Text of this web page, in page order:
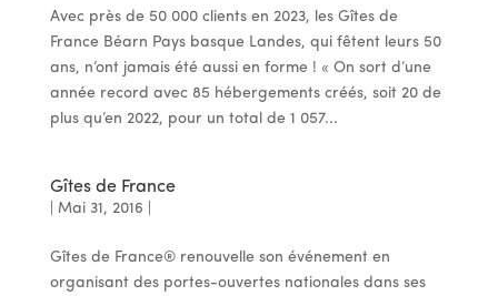
Avec près de 50 000 clients en 2023, les Gîtes de
France Béarn Pays basque Landes, qui fêtent leurs 50
ans, n’ont jamais été aussi en forme ! « On sort d’une
année record avec 85 hébergements créés, soit 20 de
plus qu’en 2022, pour un total de 1 057...
Gîtes de France
Mai 31, 2016
Gîtes de France® renouvelle son événement en
organisant des portes-ouvertes nationales dans ses